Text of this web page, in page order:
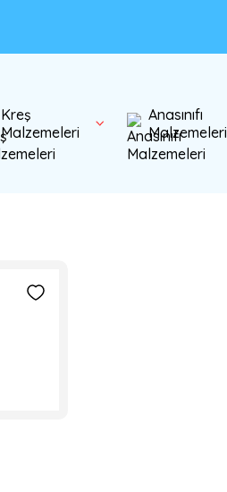
Kreş
Malzemeleri
Anasınıfı
Malzemeleri